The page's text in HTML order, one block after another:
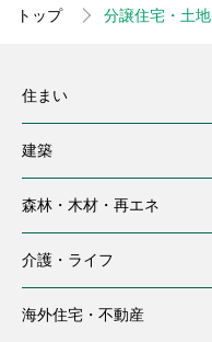
トップ 分譲住宅・土地
住まい
建築
森林・木材・ 再エネ
介護・ ライフ
海外住宅・ 不動産